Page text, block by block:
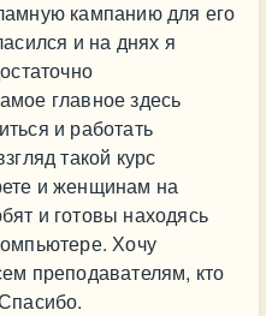
кампанию для его
и на днях я
главное здесь
и работать
такой курс
и женщинам на
и готовы находясь
Хочу
преподавателям, кто